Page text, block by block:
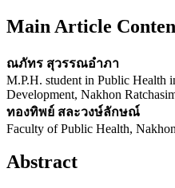
Main Article
ณภัทร สุวรรณอำภา
M.P.H. student in Public Health
Development, Nakhon
ทองทิพย์ สละวงษ์ลักษณ์
Faculty of Public Health,
Abstract